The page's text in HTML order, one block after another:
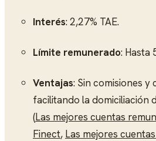
Interés: 2,27% TAE.
Límite remunerado: Hasta
Ventajas: Sin comisiones y
facilitando la domiciliación
(Las mejores cuentas
Finect, Las mejores